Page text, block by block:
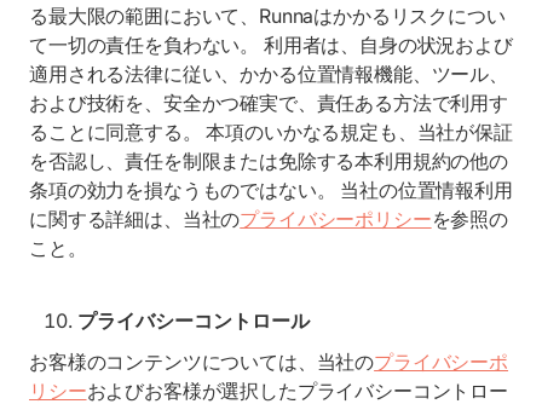
る最大限の範囲において、Runnaはかかるリスクについ
て一切の責任を負わない。 利用者は、自身の状況および
適用される法律に従い、かかる位置情報機能、ツール、
および技術を、安全かつ確実で、責任ある方法で利用す
ることに同意する。 本項のいかなる規定も、当社が保証
を否認し、責任を制限または免除する本利用規約の他の
条項の効力を損なうものではない。 当社の位置情報利用
に関する詳細は、当社のプライバシーポリシーを参照の
こと。
プライバシーコントロール
お客様のコンテンツについては、当社のプライバシーポ
リシーおよびお客様が選択したプライバシーコントロー